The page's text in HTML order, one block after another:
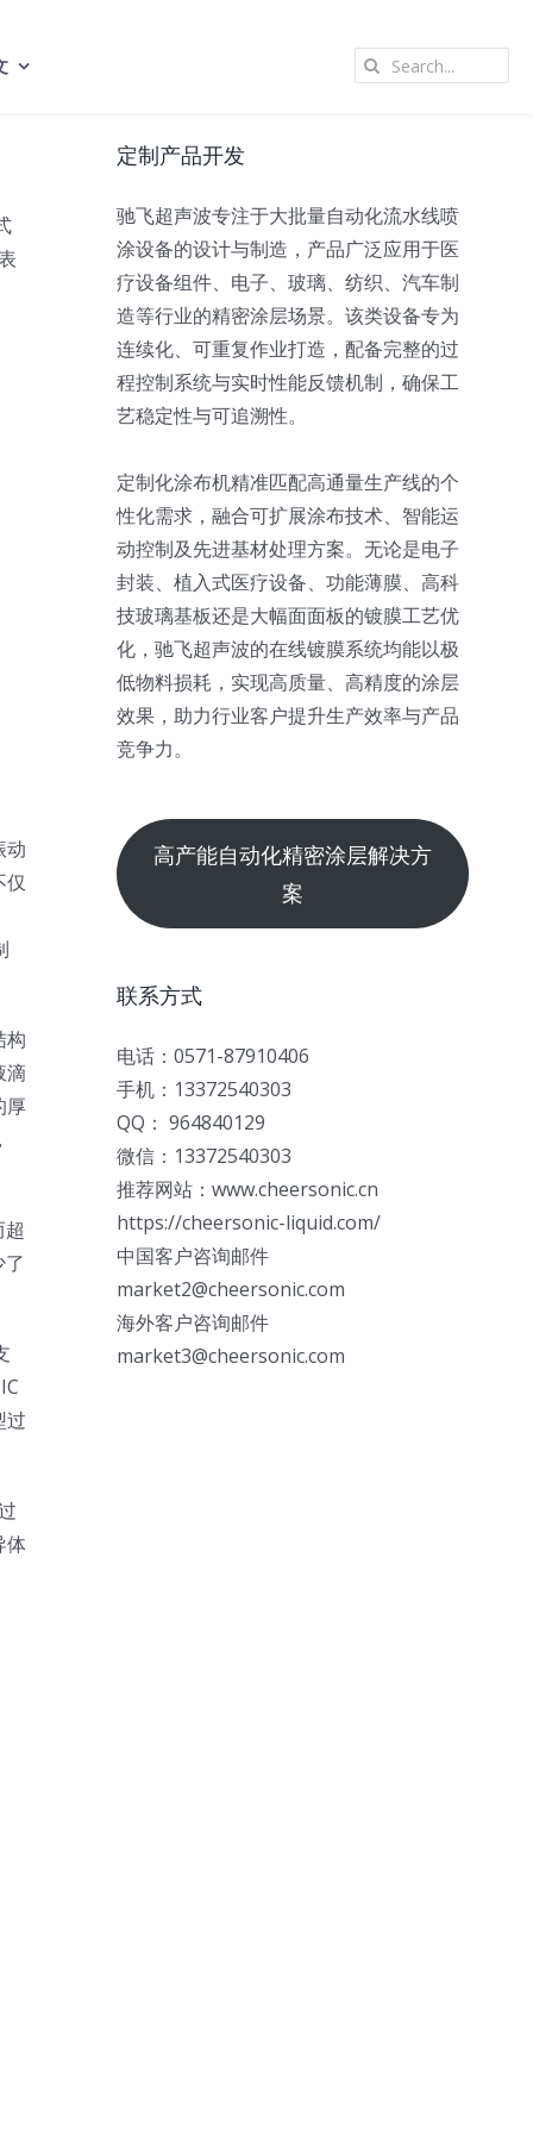
Search
动
仅
构
滴
厚
过
体
定制产品开发
驰飞超声波专注于大批量自动化流水线喷
涂设备的设计与制造，产品广泛应用于医
疗设备组件、电子、玻璃、纺织、汽车制
造等行业的精密涂层场景。该类设备专为
连续化、可重复作业打造，配备完整的过
程控制系统与实时性能反馈机制，确保工
艺稳定性与可追溯性。
定制化涂布机精准匹配高通量生产线的个
性化需求，融合可扩展涂布技术、智能运
动控制及先进基材处理方案。无论是电子
封装、植入式医疗设备、功能薄膜、高科
技玻璃基板还是大幅面面板的镀膜工艺优
化，驰飞超声波的在线镀膜系统均能以极
低物料损耗，实现高质量、高精度的涂层
效果，助力行业客户提升生产效率与产品
竞争力。
高产能自动化精密涂层解决方
案
联系方式
电话：0571-87910406
手机：13372540303
QQ： 964840129
微信：13372540303
推荐网站：www.cheersonic.cn
https://cheersonic-liquid.com/
中国客户咨询邮件
market2@cheersonic.com
海外客户咨询邮件
market3@cheersonic.com